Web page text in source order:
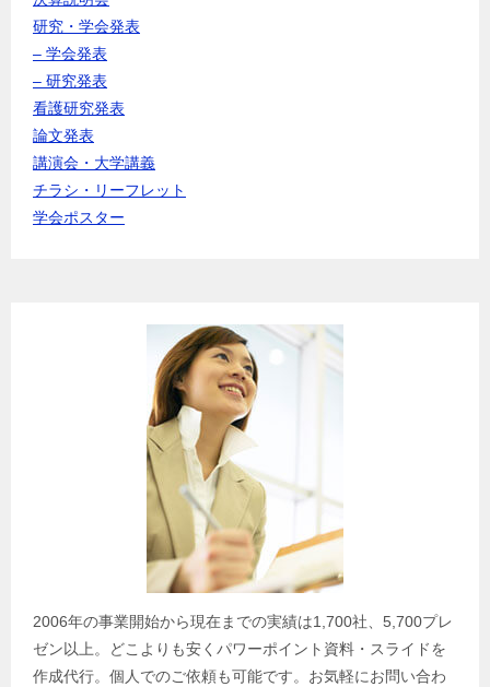
研究・学会発表
– 学会発表
– 研究発表
看護研究発表
論文発表
講演会・大学講義
チラシ・リーフレット
学会ポスター
2006年の事業開始から現在までの実績は1,700社、5,700プレ
ゼン以上。どこよりも安くパワーポイント資料・スライドを
作成代行。個人でのご依頼も可能です。お気軽にお問い合わ